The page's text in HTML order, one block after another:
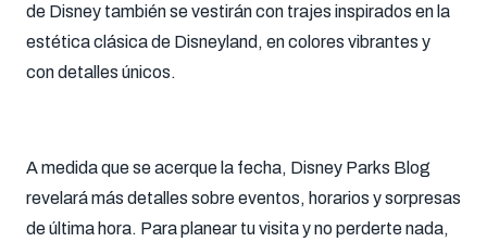
de Disney también se vestirán con trajes inspirados en la
estética clásica de Disneyland, en colores vibrantes y
con detalles únicos.
A medida que se acerque la fecha, Disney Parks Blog
revelará más detalles sobre eventos, horarios y sorpresas
de última hora. Para planear tu visita y no perderte nada,